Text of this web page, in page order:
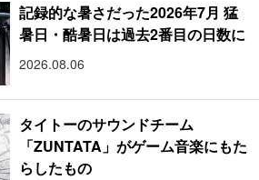
記録的な暑さだった2026年7月 猛
暑日・酷暑日は過去2番目の日数に
2026.08.06
タイトーのサウンドチーム
「ZUNTATA」がゲーム音楽にもた
らしたもの